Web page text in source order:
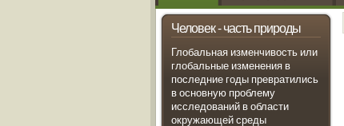
Человек - часть природы
Глобальная изменчивость или
глобальные изменения в
последние годы превратились
в основную проблему
исследований в области
окружающей среды